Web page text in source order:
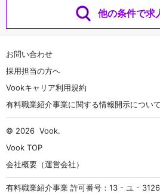
他の条件で求
お問い合わせ
採用担当の方へ
Vookキャリア利用規約
有料職業紹介事業に関する情報開示について
© 2026 Vook.
Vook TOP
会社概要（運営会社）
有料職業紹介事業 許可番号：13 - ユ -